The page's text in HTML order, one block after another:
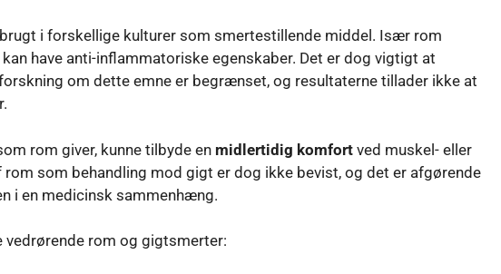
i forskellige kulturer som smertestillende middel. Især rom
have anti-inflammatoriske egenskaber. Det er dog vigtigt at
om dette emne er begrænset, og resultaterne tillader ikke at
rom giver, kunne tilbyde en midlertidig komfort ved muskel- eller
som behandling mod gigt er dog ikke bevist, og det er afgørende
i en medicinsk sammenhæng.
vedrørende rom og gigtsmerter: